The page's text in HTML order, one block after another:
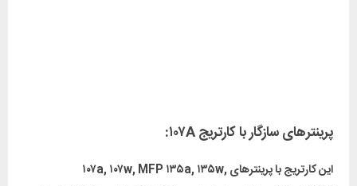
پرینترهای سازگار با کارتریج ۱۰۷A:
این کارتریج با پرینترهای ۱۰۷a, ۱۰۷w, MFP ۱۳۵a, ۱۳۵w,